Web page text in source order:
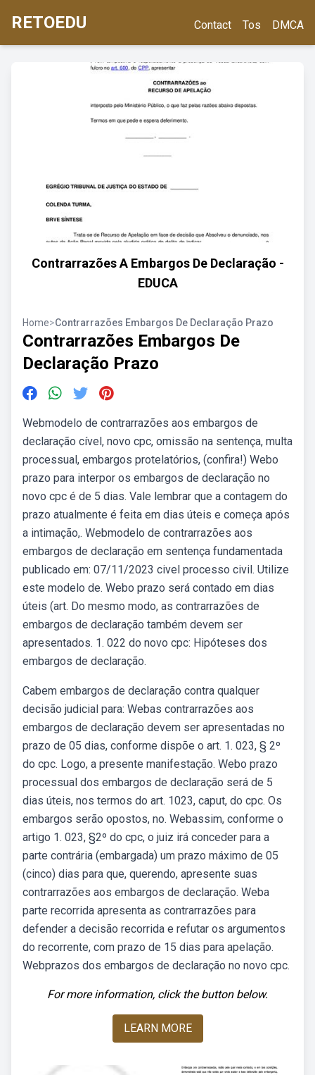
RETOEDU Contact Tos DMCA
Contrarrazões A Embargos De Declaração -
EDUCA
Home>Contrarrazões Embargos De Declaração Prazo
Contrarrazões Embargos De
Declaração Prazo
Webmodelo de contrarrazões aos embargos de
declaração cível, novo cpc, omissão na sentença, multa
processual, embargos protelatórios, (confira!) Webo
prazo para interpor os embargos de declaração no
novo cpc é de 5 dias. Vale lembrar que a contagem do
prazo atualmente é feita em dias úteis e começa após
a intimação,. Webmodelo de contrarrazões aos
embargos de declaração em sentença fundamentada
publicado em: 07/11/2023 civel processo civil. Utilize
este modelo de. Webo prazo será contado em dias
úteis (art. Do mesmo modo, as contrarrazões de
embargos de declaração também devem ser
apresentados. 1. 022 do novo cpc: Hipóteses dos
embargos de declaração.
Cabem embargos de declaração contra qualquer
decisão judicial para: Webas contrarrazões aos
embargos de declaração devem ser apresentadas no
prazo de 05 dias, conforme dispõe o art. 1. 023, § 2º
do cpc. Logo, a presente manifestação. Webo prazo
processual dos embargos de declaração será de 5
dias úteis, nos termos do art. 1023, caput, do cpc. Os
embargos serão opostos, no. Webassim, conforme o
artigo 1. 023, §2º do cpc, o juiz irá conceder para a
parte contrária (embargada) um prazo máximo de 05
(cinco) dias para que, querendo, apresente suas
contrarrazões aos embargos de declaração. Weba
parte recorrida apresenta as contrarrazões para
defender a decisão recorrida e refutar os argumentos
do recorrente, com prazo de 15 dias para apelação.
Webprazos dos embargos de declaração no novo cpc.
For more information, click the button below.
LEARN MORE